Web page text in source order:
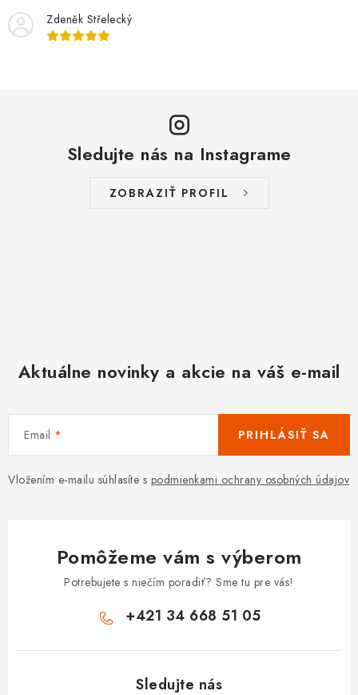
Zdeněk Střelecký
Sledujte nás na Instagrame
ZOBRAZIŤ PROFIL
Aktuálne novinky a akcie na váš e-mail
Email
Vložením e-mailu súhlasíte s podmienkami ochrany osobných údajov
PRIHLÁSIŤ SA
Pomôžeme vám s výberom
Potrebujete s niečím poradiť? Sme tu pre vás!
+421 34 668 51 05